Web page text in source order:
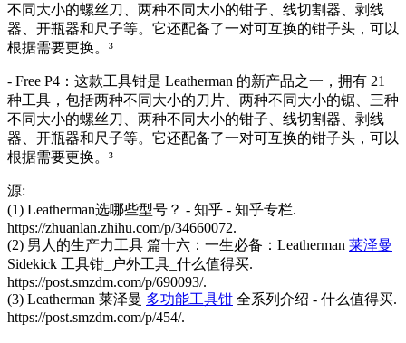
不同大小的螺丝刀、两种不同大小的钳子、线切割器、剥线
器、开瓶器和尺子等。它还配备了一对可互换的钳子头，可以
根据需要更换。³
- Free P4：这款工具钳是 Leatherman 的新产品之一，拥有 21
种工具，包括两种不同大小的刀片、两种不同大小的锯、三种
不同大小的螺丝刀、两种不同大小的钳子、线切割器、剥线
器、开瓶器和尺子等。它还配备了一对可互换的钳子头，可以
根据需要更换。³
源:
(1) Leatherman选哪些型号？ - 知乎 - 知乎专栏.
https://zhuanlan.zhihu.com/p/34660072.
(2) 男人的生产力工具 篇十六：一生必备：Leatherman 莱泽曼
Sidekick 工具钳_户外工具_什么值得买.
https://post.smzdm.com/p/690093/.
(3) Leatherman 莱泽曼 多功能工具钳 全系列介绍 - 什么值得买.
https://post.smzdm.com/p/454/.